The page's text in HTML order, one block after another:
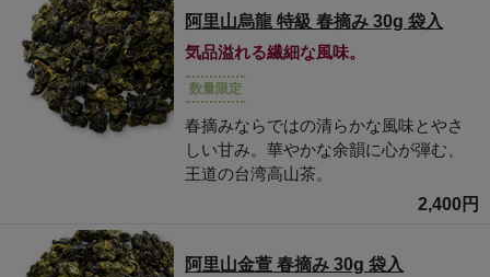
阿里山烏龍 特級 春摘み 30g 袋入
気品溢れる繊細な風味。
数量限定
春摘みならではの清らかな風味とやさ
しい甘み。華やかな余韻に心が弾む、
王道の台湾高山茶。
2,400円
阿里山金萱 春摘み 30g 袋入